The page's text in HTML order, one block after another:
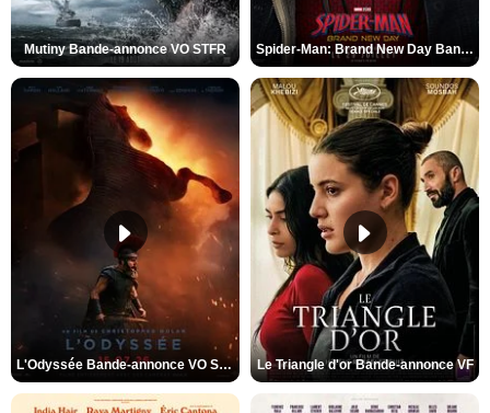
Mutiny Bande-annonce VO STFR Spider-Man: Brand New Day Bande-annonce VO STFR
L'Odyssée Bande-annonce VO STFR Le Triangle d'or Bande-annonce VF